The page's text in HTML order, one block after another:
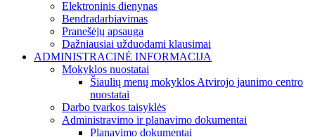
Elektroninis dienynas
Bendradarbiavimas
Pranešėjų apsauga
Dažniausiai užduodami klausimai
ADMINISTRACINĖ INFORMACIJA
Mokyklos nuostatai
Šiaulių menų mokyklos Atvirojo jaunimo centro
nuostatai
Darbo tvarkos taisyklės
Administravimo ir planavimo dokumentai
Planavimo dokumentai